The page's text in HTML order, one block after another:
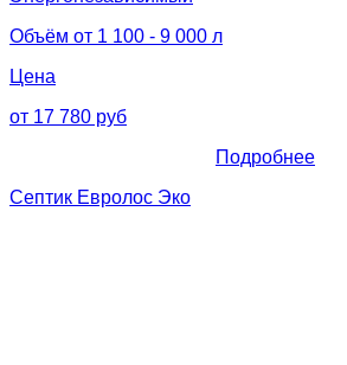
Объём от 1 100 - 9 000 л
Цена
от 17 780 руб
Подробнее
Септик Евролос Эко